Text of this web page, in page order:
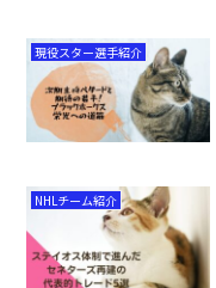
現役スター選手紹介
NHLチーム紹介